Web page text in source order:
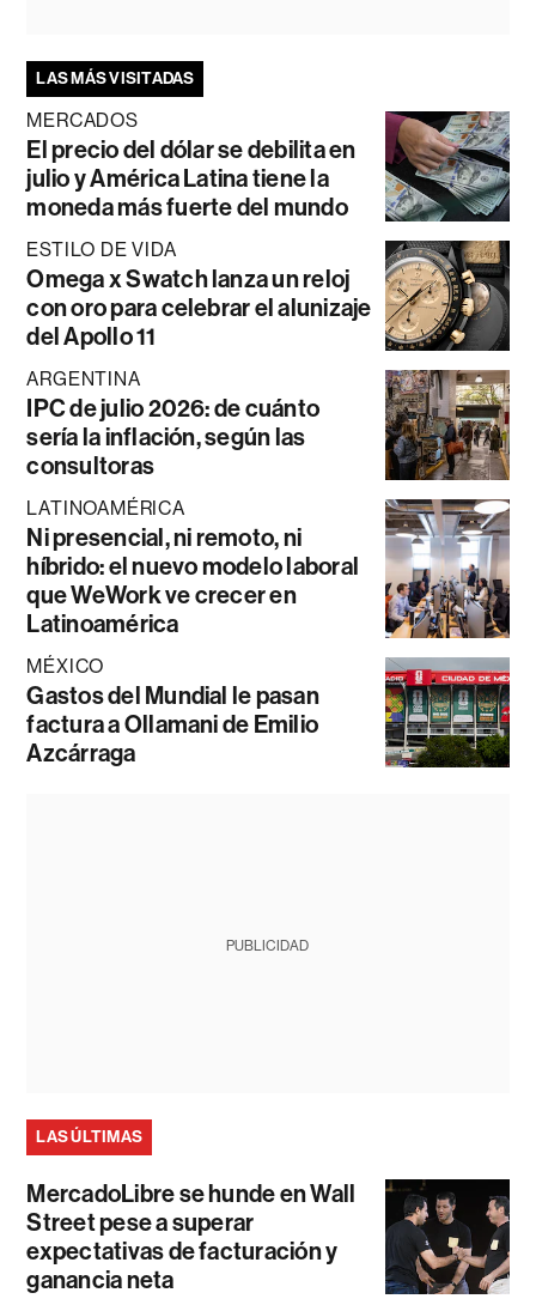
LAS MÁS VISITADAS
MERCADOS
El precio del dólar se debilita en
julio y América Latina tiene la
moneda más fuerte del mundo
ESTILO DE VIDA
Omega x Swatch lanza un reloj
con oro para celebrar el alunizaje
del Apollo 11
ARGENTINA
IPC de julio 2026: de cuánto
sería la inflación, según las
consultoras
LATINOAMÉRICA
Ni presencial, ni remoto, ni
híbrido: el nuevo modelo laboral
que WeWork ve crecer en
Latinoamérica
MÉXICO
Gastos del Mundial le pasan
factura a Ollamani de Emilio
Azcárraga
PUBLICIDAD
LAS ÚLTIMAS
MercadoLibre se hunde en Wall
Street pese a superar
expectativas de facturación y
ganancia neta